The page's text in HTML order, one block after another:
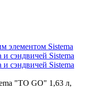
"TO GO" 1,63 л,